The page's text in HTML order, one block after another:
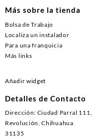
Más sobre la tienda
Bolsa de Trabajo
Localiza un instalador
Para una franquicia
Más links
Añadir widget
Detalles de Contacto
Dirección: Ciudad Parral 111,
Revolución, Chihuahua
31135